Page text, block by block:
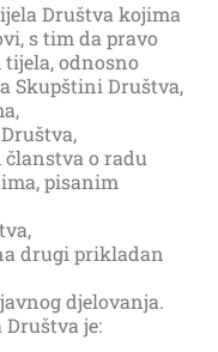
Društva kojima
s tim da pravo
odnosno
Skupštini Društva,
o radu
pisanim
drugi prikladan
djelovanja.
je: